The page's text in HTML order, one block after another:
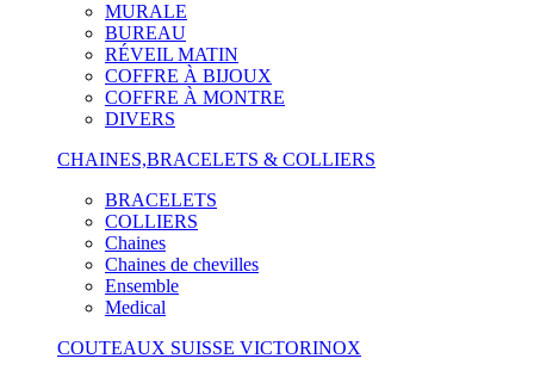
MURALE
BUREAU
RÉVEIL MATIN
COFFRE À BIJOUX
COFFRE À MONTRE
DIVERS
CHAINES,BRACELETS & COLLIERS
BRACELETS
COLLIERS
Chaines
Chaines de chevilles
Ensemble
Medical
COUTEAUX SUISSE VICTORINOX